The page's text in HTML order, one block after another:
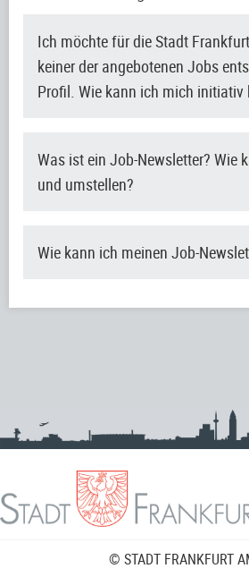
Ich möchte für die Stadt
keiner der angebotenen Jobs
Profil. Wie kann ich mich initiativ
Was ist ein Job-Newsletter? Wie
und umstellen?
Wie kann ich meinen Job-
© STADT FRANKFURT